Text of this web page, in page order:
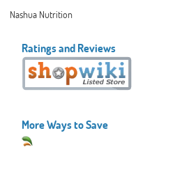
Nashua Nutrition
Ratings and Reviews
More Ways to Save